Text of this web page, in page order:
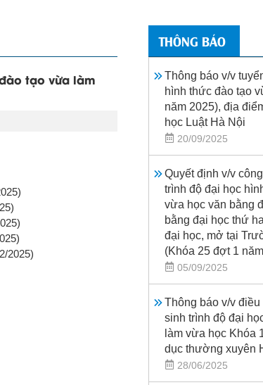
tạo vừa làm
2025)
THÔNG BÁO
Thông báo v/v
hình thức đào tạo
năm 2025), địa
học Luật Hà Nội
20/09/2025
Quyết định v/v
trình độ đại học
vừa học văn bằng
bằng đại học thứ
đại học, mở tại
(Khóa 25 đợt 1
05/09/2025
Thông báo v/v
sinh trình độ đại
làm vừa học Khóa
dục thường xuyên
28/06/2025